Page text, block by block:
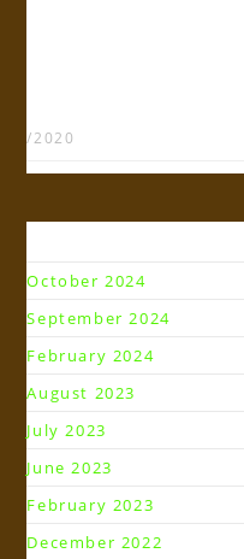
/2020
Arsip
October 2024
September 2024
February 2024
August 2023
July 2023
June 2023
February 2023
December 2022